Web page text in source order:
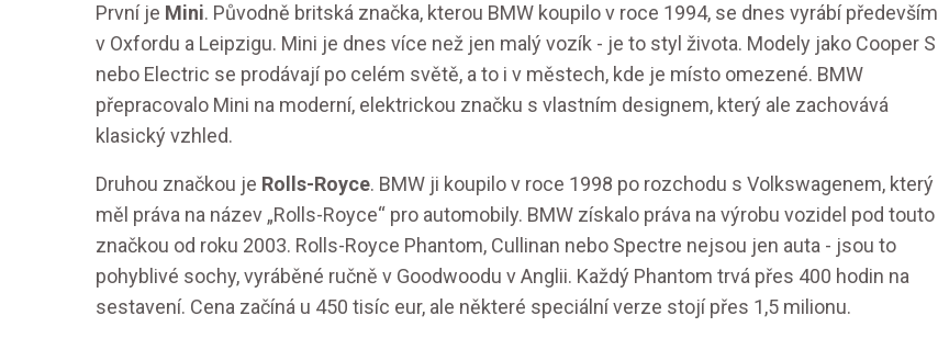
První je Mini. Původně britská značka, kterou BMW koupilo v roce 1994, se dnes vyrábí především
v Oxfordu a Leipzigu. Mini je dnes více než jen malý vozík - je to styl života. Modely jako Cooper S
nebo Electric se prodávají po celém světě, a to i v městech, kde je místo omezené. BMW
přepracovalo Mini na moderní, elektrickou značku s vlastním designem, který ale zachovává
klasický vzhled.
Druhou značkou je Rolls-Royce. BMW ji koupilo v roce 1998 po rozchodu s Volkswagenem, který
měl práva na název „Rolls-Royce“ pro automobily. BMW získalo práva na výrobu vozidel pod touto
značkou od roku 2003. Rolls-Royce Phantom, Cullinan nebo Spectre nejsou jen auta - jsou to
pohyblivé sochy, vyráběné ručně v Goodwoodu v Anglii. Každý Phantom trvá přes 400 hodin na
sestavení. Cena začíná u 450 tisíc eur, ale některé speciální verze stojí přes 1,5 milionu.